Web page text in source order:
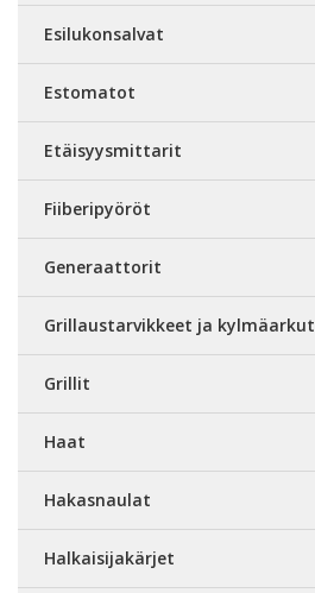
Esilukonsalvat
Estomatot
Etäisyysmittarit
Fiiberipyöröt
Generaattorit
Grillaustarvikkeet ja kylmäarkut
Grillit
Haat
Hakasnaulat
Halkaisijakärjet